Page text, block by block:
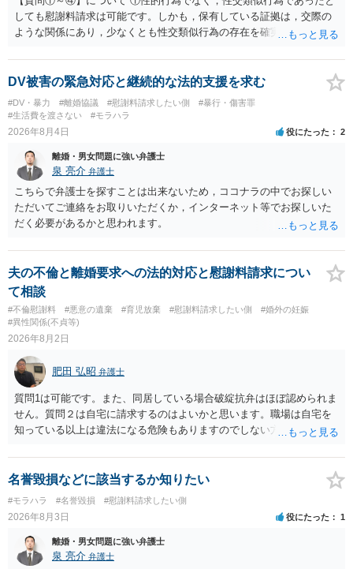
しても慰謝料請求は可能です。しかも，保有している証拠は，交際の
ような関係にあり，少なくとも性交類似行為の存在を確実に証明でき
ことを窺わせるものです。）。ですから，慰謝料請求を進めることで
よいと思います。 ただ．慰謝料額については，婚姻破綻に至っていな
いとして，この点を考慮されることになるかもしれません。 ②夫との
今後のことを考えて書いてもらうか否かを検討するのがよいと思いま
す。今ある証拠以上のことを証明（証明力を強めることも含む）でき
う。慰謝料請求としては証拠として使えることが前提であり，その価
値と夫との関係との均衡のように思います。 ③行政書士に委任をして
いるのであれば，どのような内容の委任なのか不明ですが，その行政
書士との協議になると思います。請求するか，訴訟にするか，その点
の見極めや，相手方は性交類似行為は認めているのか，それさえも否
す。 ④性交類似行為を認めているにもかかわらず支払を拒否するので
あれば，本人（行政書士でも同じだと思います。）への対応ではあま
り変わらないように思います。減額で折り合えるなら本人様の交渉で
もよいように思いますが，ゼロかどうかの観点であれば，訴訟に進む
しかなくなるようにも思います。そうしますと，お近くの弁護士に相
談して進めることを検討した方がよいようにも思います。
DV被害の緊急対応と継続的な法的支援を求む
#DV・暴力 #離婚協議 #慰謝料請求したい側
#暴行・傷害罪
#生活費を渡さない
#モラハラ
2026年8月4日 役にたった 2
離婚・男女問題に強い弁護士
泉 亮介 弁護士
こちらで弁護士を探すことは出来ないため，ココナラの中でお探しい
ただいてご連絡をお取りいただくか，インターネット等でお探しいた
だく必要があるかと思われます。
夫の不倫と離婚要求への法的対応と慰謝料請求につい
て相談
#不倫慰謝料 #悪意の遺棄 #育児放棄 #慰謝料請求したい側
#婚外の妊娠
#異性関係(不貞等)
2026年8月2日
肥田 弘昭 弁護士
質問1は可能です。また、同居している場合破綻抗弁はほぼ認められま
せん。質問２は自宅に請求するのはよいかと思います。職場は自宅を
知っている以上は違法になる危険もありますのでしない方が良いで
かと思います。有責配偶者ですので相手方からの離婚は拒否しても仮
に訴訟されても法的に成立しません。質問５は認知すると養育費支払
い、相続権が発生します。合意があれば法的に可能ですが法律で強制
することはできません。質問６は可能です。質問７は不貞行為の写真
データ（ハメ撮り）、第三者撮影の腕組み写真、夫の自白録音まであ
るのであれば十分かと思います。ご参考にしてください。
名誉毀損などに該当するか知りたい
#モラハラ #名誉毀損 #慰謝料請求したい側
2026年8月3日 役にたった 1
離婚・男女問題に強い弁護士
泉 亮介 弁護士